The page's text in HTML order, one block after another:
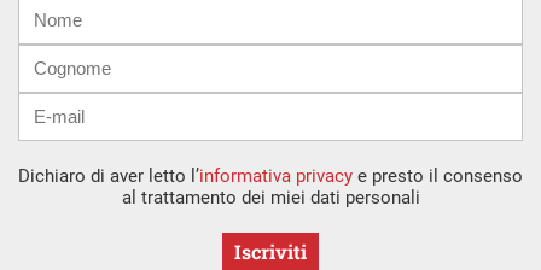
mail
Dichiaro di aver letto l’informativa privacy e presto il consenso
al trattamento dei miei dati personali
Iscriviti